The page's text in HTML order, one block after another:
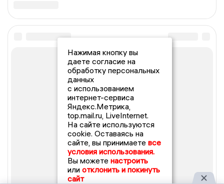
Нажимая кнопку вы
даете согласие на
обработку персональных
данных
с использованием
интернет-сервиса
Яндекс.Метрика,
top.mail.ru, LiveInternet.
На сайте используются
cookie. Оставаясь на
сайте, вы принимаете все
условия использования.
Вы можете настроить
или отклонить и покинуть
сайт